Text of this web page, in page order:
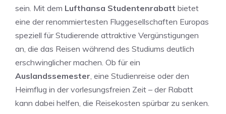
sein. Mit dem Lufthansa Studentenrabatt bietet
eine der renommiertesten Fluggesellschaften Europas
speziell für Studierende attraktive Vergünstigungen
an, die das Reisen während des Studiums deutlich
erschwinglicher machen. Ob für ein
Auslandssemester, eine Studienreise oder den
Heimflug in der vorlesungsfreien Zeit – der Rabatt
kann dabei helfen, die Reisekosten spürbar zu senken.